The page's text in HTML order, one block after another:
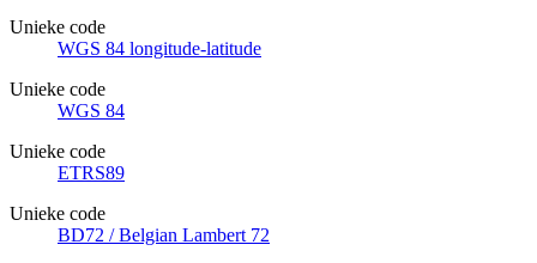
Unieke code
WGS 84 longitude-latitude
Unieke code
WGS 84
Unieke code
ETRS89
Unieke code
BD72 / Belgian Lambert 72